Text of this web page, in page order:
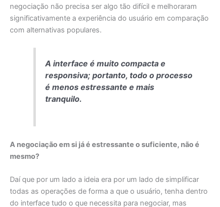
negociação não precisa ser algo tão difícil e melhoraram
significativamente a experiência do usuário em comparação
com alternativas populares.
A interface é muito compacta e
responsiva; portanto, todo o processo
é menos estressante e mais
tranquilo.
A negociação em si já é estressante o suficiente, não é
mesmo?
Daí que por um lado a ideia era por um lado de simplificar
todas as operações de forma a que o usuário, tenha dentro
do interface tudo o que necessita para negociar, mas